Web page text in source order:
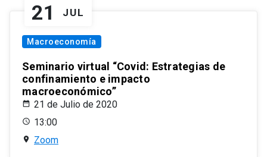
21 JUL
Macroeconomía
Seminario virtual “Covid: Estrategias de
confinamiento e impacto
macroeconómico”
21 de Julio de 2020
13:00
Zoom